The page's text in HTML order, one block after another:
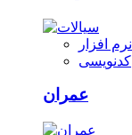
نرم افزار
کدنویسی
عمران